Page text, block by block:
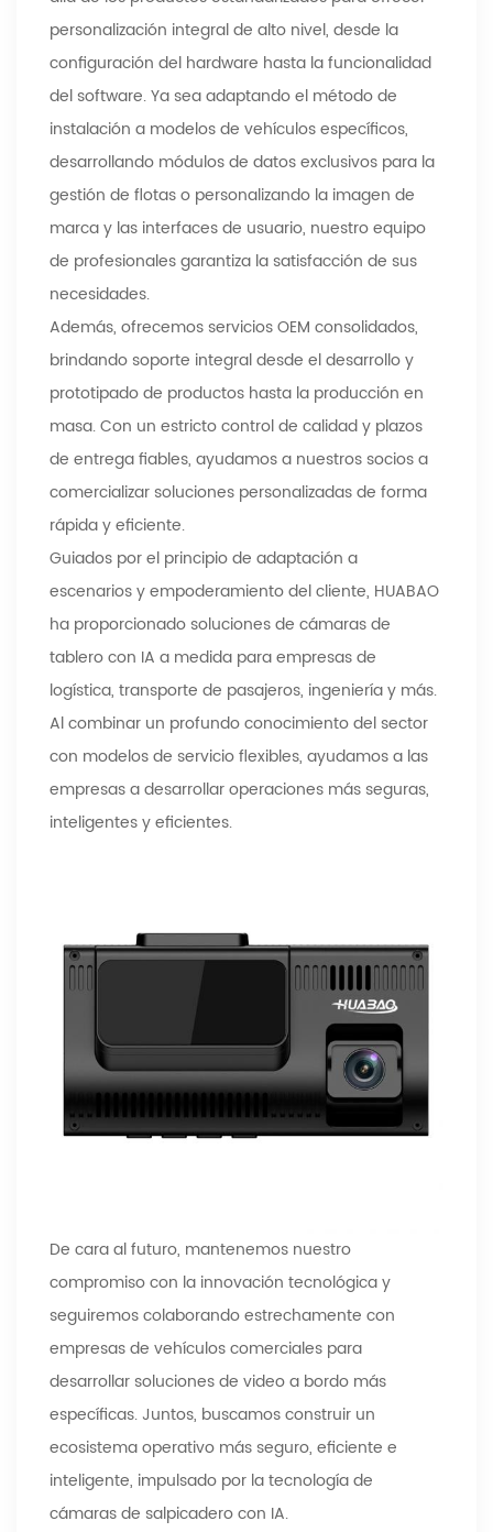
personalización integral de alto nivel, desde la
configuración del hardware hasta la funcionalidad
del software. Ya sea adaptando el método de
instalación a modelos de vehículos específicos,
desarrollando módulos de datos exclusivos para la
gestión de flotas o personalizando la imagen de
marca y las interfaces de usuario, nuestro equipo
de profesionales garantiza la satisfacción de sus
necesidades.
Además, ofrecemos servicios OEM consolidados,
brindando soporte integral desde el desarrollo y
prototipado de productos hasta la producción en
masa. Con un estricto control de calidad y plazos
de entrega fiables, ayudamos a nuestros socios a
comercializar soluciones personalizadas de forma
rápida y eficiente.
Guiados por el principio de adaptación a
escenarios y empoderamiento del cliente, HUABAO
ha proporcionado soluciones de cámaras de
tablero con IA a medida para empresas de
logística, transporte de pasajeros, ingeniería y más.
Al combinar un profundo conocimiento del sector
con modelos de servicio flexibles, ayudamos a las
empresas a desarrollar operaciones más seguras,
inteligentes y eficientes.
De cara al futuro, mantenemos nuestro
compromiso con la innovación tecnológica y
seguiremos colaborando estrechamente con
empresas de vehículos comerciales para
desarrollar soluciones de video a bordo más
específicas. Juntos, buscamos construir un
ecosistema operativo más seguro, eficiente e
inteligente, impulsado por la tecnología de
cámaras de salpicadero con IA.